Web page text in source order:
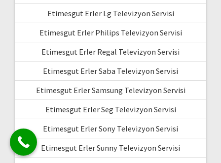
Etimesgut Erler Lg Televizyon Servisi
Etimesgut Erler Philips Televizyon Servisi
Etimesgut Erler Regal Televizyon Servisi
Etimesgut Erler Saba Televizyon Servisi
Etimesgut Erler Samsung Televizyon Servisi
Etimesgut Erler Seg Televizyon Servisi
Etimesgut Erler Sony Televizyon Servisi
Etimesgut Erler Sunny Televizyon Servisi